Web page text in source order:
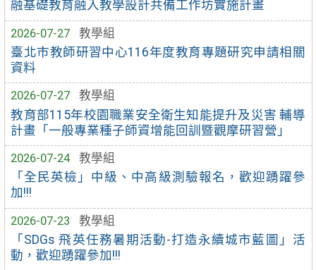
融基礎教育融入教學設計共備工作坊實施計畫
2026-07-27
教學組
臺北市教師研習中心116年度教育專題研究申請相關
資料
2026-07-27
教學組
教育部115年校園職業安全衛生知能提升及災害 輔導
計畫「一般專業種子師資增能回訓暨觀摩研習營」
2026-07-24
教學組
「全民英檢」中級、中高級測驗報名，歡迎踴躍參
加!!!
2026-07-23
教學組
「SDGs 飛英任務暑期活動-打造永續城市藍圖」活
動，歡迎踴躍參加!!!